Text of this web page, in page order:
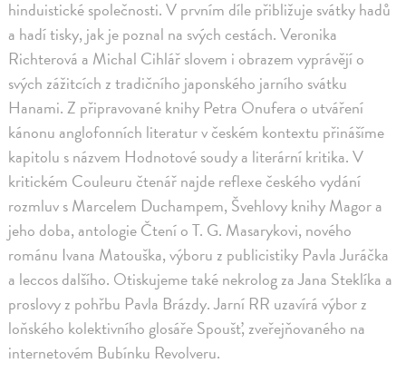
hinduistické společnosti. V prvním díle přibližuje svátky hadů
a hadí tisky, jak je poznal na svých cestách. Veronika
Richterová a Michal Cihlář slovem i obrazem vyprávějí o
svých zážitcích z tradičního japonského jarního svátku
Hanami. Z připravované knihy Petra Onufera o utváření
kánonu anglofonních literatur v českém kontextu přinášíme
kapitolu s názvem Hodnotové soudy a literární kritika. V
kritickém Couleuru čtenář najde reflexe českého vydání
rozmluv s Marcelem Duchampem, Švehlovy knihy Magor a
jeho doba, antologie Čtení o T. G. Masarykovi, nového
románu Ivana Matouška, výboru z publicistiky Pavla Juráčka
a leccos dalšího. Otiskujeme také nekrolog za Jana Steklíka a
proslovy z pohřbu Pavla Brázdy. Jarní RR uzavírá výbor z
loňského kolektivního glosáře Spoušť, zveřejňovaného na
internetovém Bubínku Revolveru.